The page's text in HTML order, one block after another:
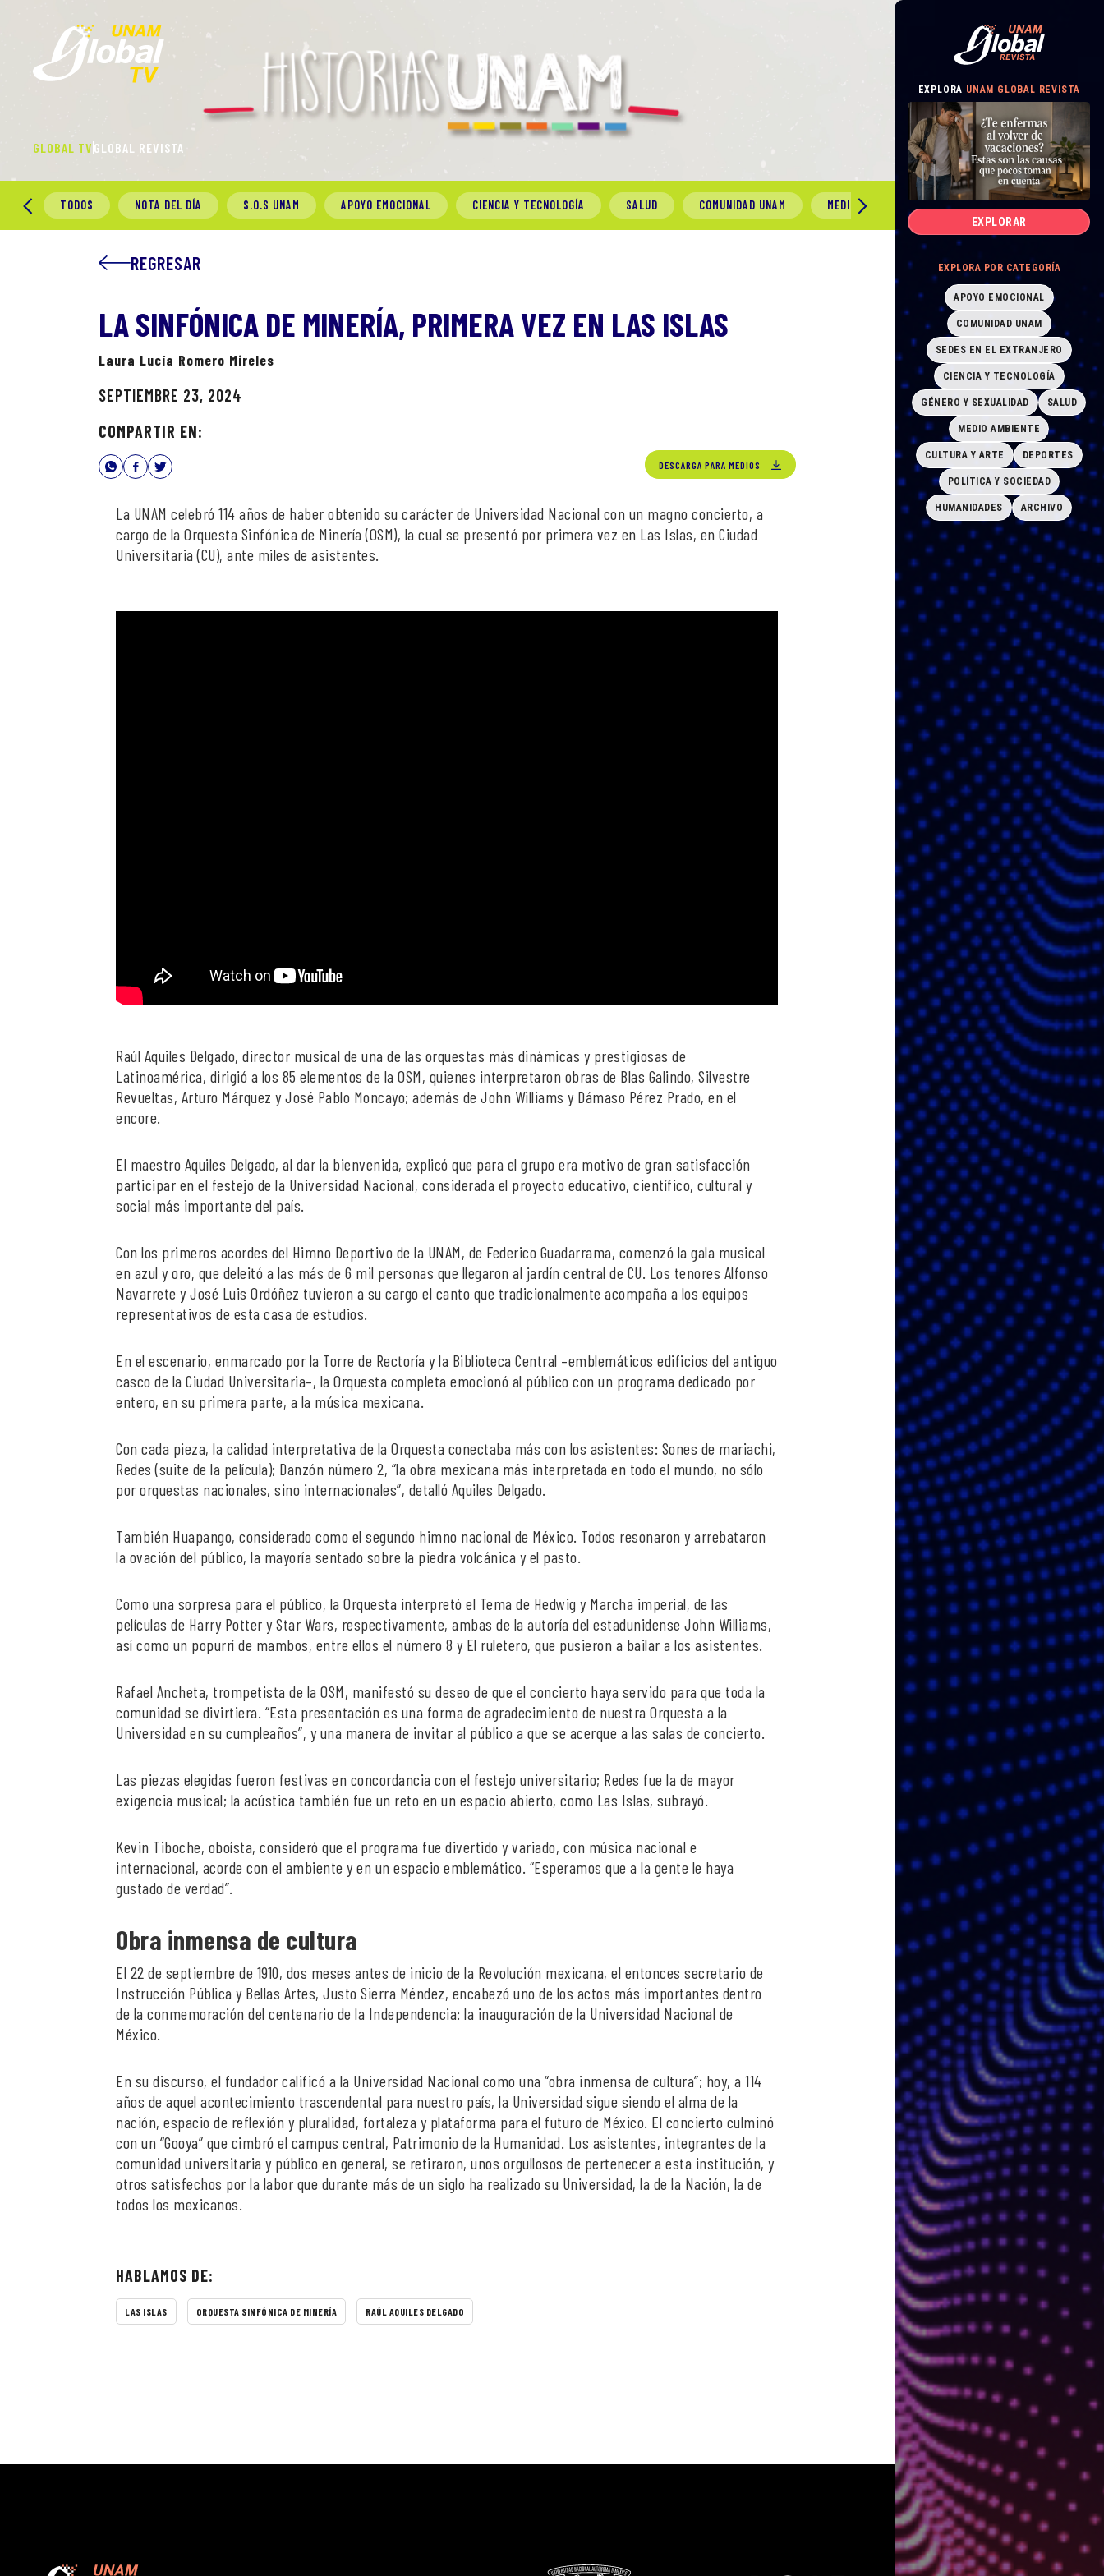
EXPLORA UNAM GLOBAL REVISTA
EXPLORAR
EXPLORA POR CATEGORÍA
APOYO EMOCIONAL
COMUNIDAD UNAM
SEDES EN EL EXTRANJERO
CIENCIA Y TECNOLOGÍA
GÉNERO Y SEXUALIDAD SALUD
MEDIO AMBIENTE
CULTURA Y ARTE DEPORTES
POLÍTICA Y SOCIEDAD
HUMANIDADES ARCHIVO
GLOBAL TV GLOBAL REVISTA
TODOS NOTA DEL DÍA S.O.S UNAM APOYO EMOCIONAL CIENCIA Y TECNOLOGÍA SALUD COMUNIDAD UNAM MEDIO AMBIENTE GÉNERO Y SEXUALIDAD
REGRESAR
LA SINFÓNICA DE MINERÍA, PRIMERA VEZ EN LAS ISLAS
Laura Lucía Romero Mireles
SEPTIEMBRE 23, 2024
COMPARTIR EN:
DESCARGA PARA MEDIOS
La UNAM celebró 114 años de haber obtenido su carácter de Universidad Nacional con un magno concierto, a
cargo de la Orquesta Sinfónica de Minería (OSM), la cual se presentó por primera vez en Las Islas, en Ciudad
Universitaria (CU), ante miles de asistentes.
Raúl Aquiles Delgado, director musical de una de las orquestas más dinámicas y prestigiosas de
Latinoamérica, dirigió a los 85 elementos de la OSM, quienes interpretaron obras de Blas Galindo, Silvestre
Revueltas, Arturo Márquez y José Pablo Moncayo; además de John Williams y Dámaso Pérez Prado, en el
encore.
El maestro Aquiles Delgado, al dar la bienvenida, explicó que para el grupo era motivo de gran satisfacción
participar en el festejo de la Universidad Nacional, considerada el proyecto educativo, científico, cultural y
social más importante del país.
Con los primeros acordes del Himno Deportivo de la UNAM, de Federico Guadarrama, comenzó la gala musical
en azul y oro, que deleitó a las más de 6 mil personas que llegaron al jardín central de CU. Los tenores Alfonso
Navarrete y José Luis Ordóñez tuvieron a su cargo el canto que tradicionalmente acompaña a los equipos
representativos de esta casa de estudios.
En el escenario, enmarcado por la Torre de Rectoría y la Biblioteca Central –emblemáticos edificios del antiguo
casco de la Ciudad Universitaria–, la Orquesta completa emocionó al público con un programa dedicado por
entero, en su primera parte, a la música mexicana.
Con cada pieza, la calidad interpretativa de la Orquesta conectaba más con los asistentes: Sones de mariachi,
Redes (suite de la película); Danzón número 2, “la obra mexicana más interpretada en todo el mundo, no sólo
por orquestas nacionales, sino internacionales”, detalló Aquiles Delgado.
También Huapango, considerado como el segundo himno nacional de México. Todos resonaron y arrebataron
la ovación del público, la mayoría sentado sobre la piedra volcánica y el pasto.
Como una sorpresa para el público, la Orquesta interpretó el Tema de Hedwig y Marcha imperial, de las
películas de Harry Potter y Star Wars, respectivamente, ambas de la autoría del estadunidense John Williams,
así como un popurrí de mambos, entre ellos el número 8 y El ruletero, que pusieron a bailar a los asistentes.
Rafael Ancheta, trompetista de la OSM, manifestó su deseo de que el concierto haya servido para que toda la
comunidad se divirtiera. “Esta presentación es una forma de agradecimiento de nuestra Orquesta a la
Universidad en su cumpleaños”, y una manera de invitar al público a que se acerque a las salas de concierto.
Las piezas elegidas fueron festivas en concordancia con el festejo universitario; Redes fue la de mayor
exigencia musical; la acústica también fue un reto en un espacio abierto, como Las Islas, subrayó.
Kevin Tiboche, oboísta, consideró que el programa fue divertido y variado, con música nacional e
internacional, acorde con el ambiente y en un espacio emblemático. “Esperamos que a la gente le haya
gustado de verdad”.
Obra inmensa de cultura
El 22 de septiembre de 1910, dos meses antes de inicio de la Revolución mexicana, el entonces secretario de
Instrucción Pública y Bellas Artes, Justo Sierra Méndez, encabezó uno de los actos más importantes dentro
de la conmemoración del centenario de la Independencia: la inauguración de la Universidad Nacional de
México.
En su discurso, el fundador calificó a la Universidad Nacional como una “obra inmensa de cultura”; hoy, a 114
años de aquel acontecimiento trascendental para nuestro país, la Universidad sigue siendo el alma de la
nación, espacio de reflexión y pluralidad, fortaleza y plataforma para el futuro de México. El concierto culminó
con un “Gooya” que cimbró el campus central, Patrimonio de la Humanidad. Los asistentes, integrantes de la
comunidad universitaria y público en general, se retiraron, unos orgullosos de pertenecer a esta institución, y
otros satisfechos por la labor que durante más de un siglo ha realizado su Universidad, la de la Nación, la de
todos los mexicanos.
HABLAMOS DE:
LAS ISLAS ORQUESTA SINFÓNICA DE MINERÍA RAÚL AQUILES DELGADO